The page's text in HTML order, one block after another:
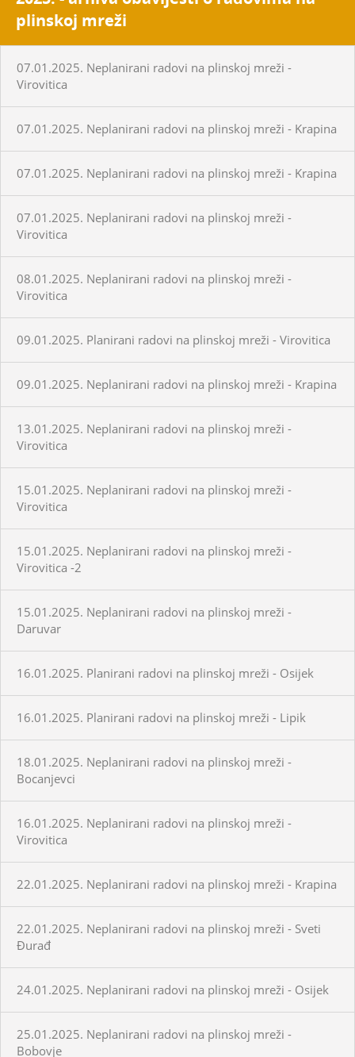
plinskoj mreži
07.01.2025. Neplanirani radovi na plinskoj mreži -
Virovitica
07.01.2025. Neplanirani radovi na plinskoj mreži - Krapina
07.01.2025. Neplanirani radovi na plinskoj mreži - Krapina
07.01.2025. Neplanirani radovi na plinskoj mreži -
Virovitica
08.01.2025. Neplanirani radovi na plinskoj mreži -
Virovitica
09.01.2025. Planirani radovi na plinskoj mreži - Virovitica
09.01.2025. Neplanirani radovi na plinskoj mreži - Krapina
13.01.2025. Neplanirani radovi na plinskoj mreži -
Virovitica
15.01.2025. Neplanirani radovi na plinskoj mreži -
Virovitica
15.01.2025. Neplanirani radovi na plinskoj mreži -
Virovitica -2
15.01.2025. Neplanirani radovi na plinskoj mreži -
Daruvar
16.01.2025. Planirani radovi na plinskoj mreži - Osijek
16.01.2025. Planirani radovi na plinskoj mreži - Lipik
18.01.2025. Neplanirani radovi na plinskoj mreži -
Bocanjevci
16.01.2025. Neplanirani radovi na plinskoj mreži -
Virovitica
22.01.2025. Neplanirani radovi na plinskoj mreži - Krapina
22.01.2025. Neplanirani radovi na plinskoj mreži - Sveti
Đurađ
24.01.2025. Neplanirani radovi na plinskoj mreži - Osijek
25.01.2025. Neplanirani radovi na plinskoj mreži -
Bobovje